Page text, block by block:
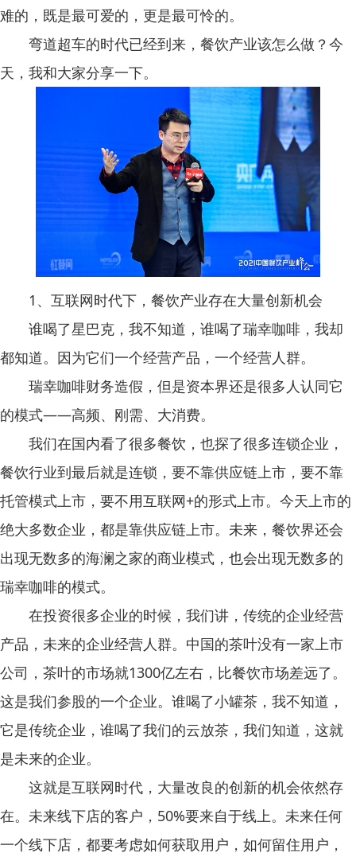
难的，既是最可爱的，更是最可怜的。
弯道超车的时代已经到来，餐饮产业该怎么做？今
天，我和大家分享一下。
1、互联网时代下，餐饮产业存在大量创新机会
谁喝了星巴克，我不知道，谁喝了瑞幸咖啡，我却
都知道。因为它们一个经营产品，一个经营人群。
瑞幸咖啡财务造假，但是资本界还是很多人认同它
的模式——高频、刚需、大消费。
我们在国内看了很多餐饮，也探了很多连锁企业，
餐饮行业到最后就是连锁，要不靠供应链上市，要不靠
托管模式上市，要不用互联网+的形式上市。今天上市的
绝大多数企业，都是靠供应链上市。未来，餐饮界还会
出现无数多的海澜之家的商业模式，也会出现无数多的
瑞幸咖啡的模式。
在投资很多企业的时候，我们讲，传统的企业经营
产品，未来的企业经营人群。中国的茶叶没有一家上市
公司，茶叶的市场就1300亿左右，比餐饮市场差远了。
这是我们参股的一个企业。谁喝了小罐茶，我不知道，
它是传统企业，谁喝了我们的云放茶，我们知道，这就
是未来的企业。
这就是互联网时代，大量改良的创新的机会依然存
在。未来线下店的客户，50%要来自于线上。未来任何
一个线下店，都要考虑如何获取用户，如何留住用户，